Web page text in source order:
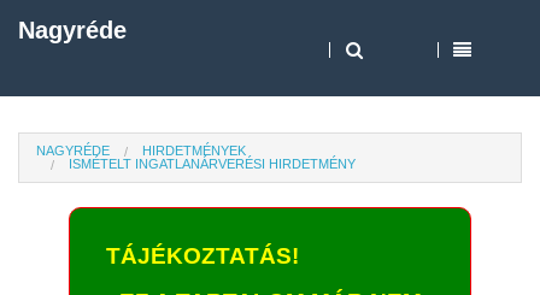
Nagyréde
NAGYRÉDE
HIRDETMÉNYEK
ISMÉTELT INGATLANÁRVERÉSI HIRDETMÉNY
TÁJÉKOZTATÁS!